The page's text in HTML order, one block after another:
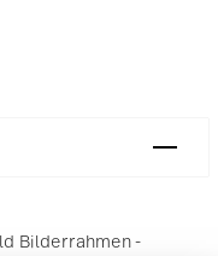
Bilderrahmen -